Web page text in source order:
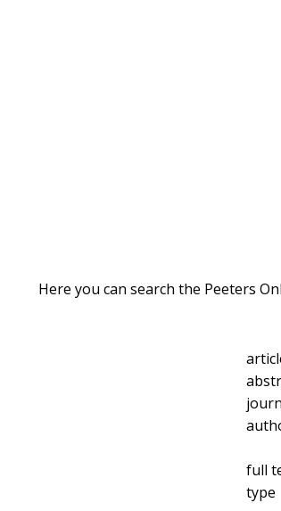
Here you can search the Peeters
full
type